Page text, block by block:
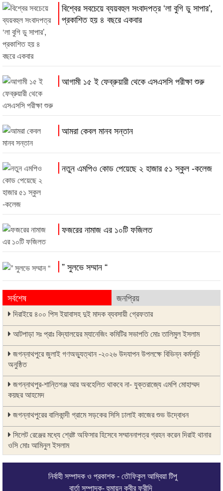
বিশ্বের সবচেয়ে ব্যয়বহুল সংবাদপত্র ‘লা বুগি ডু সাপার’,
প্রকাশিত হয় ৪ বছরে একবার
আগামী ১৫ ই ফেব্রুয়ারী থেকে এসএসসি পরীক্ষা শুরু
আমরা কেবল মানব সন্তান
নতুন এমপিও কোড পেয়েছে ২ হাজার ৫১ স্কুল -কলেজ
ফজরের নামাজ এর ১০টি ফজিলত
” সুলভে সম্মান “
সর্বশেষ জনপ্রিয়
দিরাইয়ে ৪০০ পিস ইয়াবাসহ দুই মাদক ব্যবসায়ী গ্রেফতার
আটপাড়া সঃ প্রাঃ বিদ্যালয়ের ম্যানেজিং কমিটির সভাপতি মোঃ তালিমুল ইসলাম
জগন্নাথপুরে জুলাই গণঅভ্যুত্থান -২০২৬ উদযাপন উপলক্ষে বিভিন্ন কর্মসূচি
অনুষ্ঠিত
জগন্নাথপুর-শান্তিগঞ্জ আর অবহেলিত থাকবে না- যুক্তরাজ্যে এমপি মোহাম্মদ
কয়ছর আহমেদ
জগন্নাথপুরের বালিকান্দী গ্রামে সড়কের সিসি ঢালাই কাজের শুভ উদ্বোধন
সিলেট রেঞ্জের মধ্যে শ্রেষ্ট অফিসার হিসেবে সম্মাননাপত্র গ্রহন করেন দিরাই থানার
ওসি মোঃ আমিনুল ইসলাম
জগন্নাথপুরে সানোয়ার হাসান সুনুকে নিয়ে কুরুচিপূর্ণ মন্তব্যের নিন্দা পৌর বিএনপির
জলাবদ্ধতামুক্ত চট্টগ্রাম গড়তে খাল পুনরুদ্ধারে জোর দিলেন চসিক মেয়র
নির্বাহী সম্পাদক ও প্রকাশক - তৌফিকুল আম্বিয়া টিপু
বার্তা সম্পাদক- হুমায়ূন কবীর ফরীদি